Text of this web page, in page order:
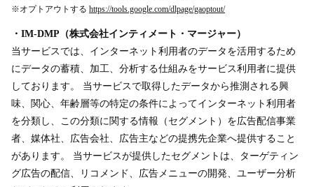
※オプトアウトする https://tools.google.com/dlpage/gaoptout/
・IM-DMP（株式会社インティメート・マージャー）
当サービスでは、インターネット利用者のデータを活用するため
にデータの蓄積、加工、分析する仕組みをサービス利用者に提供
しております。 当サービスで取得したデータから推測される興
味、関心、年齢層等の特定の条件によってインターネット利用者
を分類し、この分類に関する情報（セグメント）を広告配信事業
者、媒体社、広告会社、広告主などの提携先企業へ提供すること
があります。 当サービスが提供したセグメントは、ターゲティン
グ広告の配信、リコメンド、広告メニューの開発、ユーザー分析